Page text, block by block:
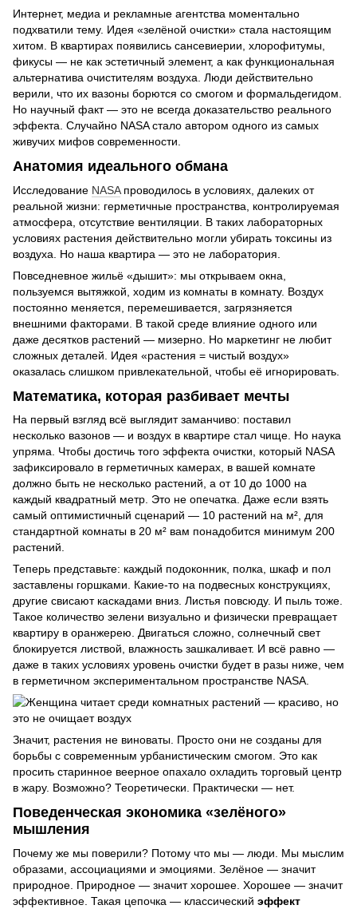
Интернет, медиа и рекламные агентства моментально
подхватили тему. Идея «зелёной очистки» стала настоящим
хитом. В квартирах появились сансевиерии, хлорофитумы,
фикусы — не как эстетичный элемент, а как функциональная
альтернатива очистителям воздуха. Люди действительно
верили, что их вазоны борются со смогом и формальдегидом.
Но научный факт — это не всегда доказательство реального
эффекта. Случайно NASA стало автором одного из самых
живучих мифов современности.
Анатомия идеального обмана
Исследование NASAпроводилось в условиях, далеких от
реальной жизни: герметичные пространства, контролируемая
атмосфера, отсутствие вентиляции. В таких лабораторных
условиях растения действительно могли убирать токсины из
воздуха. Но наша квартира — это не лаборатория.
Повседневное жильё «дышит»: мы открываем окна,
пользуемся вытяжкой, ходим из комнаты в комнату. Воздух
постоянно меняется, перемешивается, загрязняется
внешними факторами. В такой среде влияние одного или
даже десятков растений — мизерно. Но маркетинг не любит
сложных деталей. Идея «растения = чистый воздух»
оказалась слишком привлекательной, чтобы её игнорировать.
Математика, которая разбивает мечты
На первый взгляд всё выглядит заманчиво: поставил
несколько вазонов — и воздух в квартире стал чище. Но наука
упряма. Чтобы достичь того эффекта очистки, который NASA
зафиксировало в герметичных камерах, в вашей комнате
должно быть не несколько растений, а от 10 до 1000 на
каждый квадратный метр. Это не опечатка. Даже если взять
самый оптимистичный сценарий — 10 растений на м², для
стандартной комнаты в 20 м² вам понадобится минимум 200
растений.
Теперь представьте: каждый подоконник, полка, шкаф и пол
заставлены горшками. Какие-то на подвесных конструкциях,
другие свисают каскадами вниз. Листья повсюду. И пыль тоже.
Такое количество зелени визуально и физически превращает
квартиру в оранжерею. Двигаться сложно, солнечный свет
блокируется листвой, влажность зашкаливает. И всё равно —
даже в таких условиях уровень очистки будет в разы ниже, чем
в герметичном экспериментальном пространстве NASA.
Значит, растения не виноваты. Просто они не созданы для
борьбы с современным урбанистическим смогом. Это как
просить старинное веерное опахало охладить торговый центр
в жару. Возможно? Теоретически. Практически — нет.
Поведенческая экономика «зелёного»
мышления
Почему же мы поверили? Потому что мы — люди. Мы мыслим
образами, ассоциациями и эмоциями. Зелёное — значит
природное. Природное — значит хорошее. Хорошее — значит
эффективное. Такая цепочка — классический эффект